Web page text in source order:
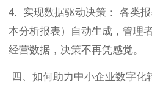
4. 实现数据驱动决策： 各类
本分析报表）自动生成，管理
经营数据，决策不再凭感觉。
四、如何助力中小企业数字化